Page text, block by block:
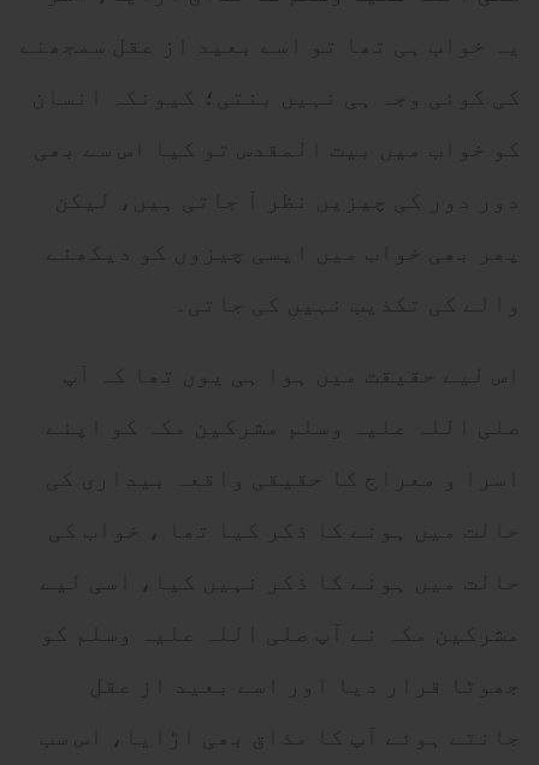
یہ خواب ہی تھا تو اسے بعید از عقل سمجھنے
کی کوئی وجہ ہی نہیں بنتی؛ کیونکہ انسان
کو خواب میں بیت المقدس تو کیا اس سے بھی
دور دور کی چیزیں نظر آ جاتی ہیں، لیکن
پھر بھی خواب میں ایسی چیزوں کو دیکھنے
والے کی تکذیب نہیں کی جاتی۔
اس لیے حقیقت میں ہوا ہی یوں تھا کہ آپ
صلی اللہ علیہ وسلم مشرکین مکہ کو اپنے
اسرا و معراج کا حقیقی واقعہ بیداری کی
حالت میں ہونے کا ذکر کیا تھا ، خواب کی
حالت میں ہونے کا ذکر نہیں کیا، اسی لیے
مشرکین مکہ نے آپ صلی اللہ علیہ وسلم کو
جھوٹا قرار دیا اور اسے بعید از عقل
جانتے ہوئے آپ کا مذاق بھی اڑایا، اس سب